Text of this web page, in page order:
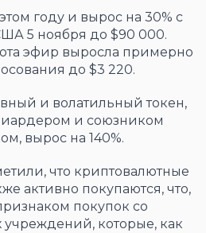
году и вырос на 30% с
5 ноября до $90 000.
эфир выросла примерно
до $3 220.
и волатильный токен,
и союзником
вырос на 140%.
что криптовалютные
активно покупаются, что,
покупок со
которые, как